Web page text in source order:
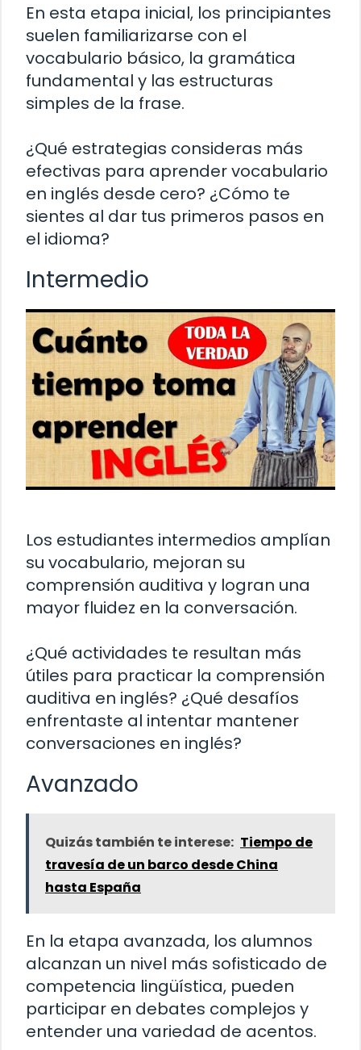
En esta etapa inicial, los principiantes
suelen familiarizarse con el
vocabulario básico, la gramática
fundamental y las estructuras
simples de la frase.
¿Qué estrategias consideras más
efectivas para aprender vocabulario
en inglés desde cero? ¿Cómo te
sientes al dar tus primeros pasos en
el idioma?
Intermedio
Los estudiantes intermedios amplían
su vocabulario, mejoran su
comprensión auditiva y logran una
mayor fluidez en la conversación.
¿Qué actividades te resultan más
útiles para practicar la comprensión
auditiva en inglés? ¿Qué desafíos
enfrentaste al intentar mantener
conversaciones en inglés?
Avanzado
Quizás también te interese: Tiempo de
travesía de un barco desde China
hasta España
En la etapa avanzada, los alumnos
alcanzan un nivel más sofisticado de
competencia lingüística, pueden
participar en debates complejos y
entender una variedad de acentos.